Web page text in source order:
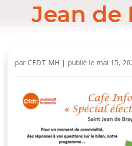
Jean de
par CFDT MH | publié le mai 15,